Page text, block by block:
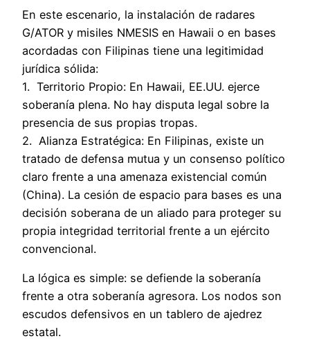
En este escenario, la instalación de radares
G/ATOR y misiles NMESIS en Hawaii o en bases
acordadas con Filipinas tiene una legitimidad
jurídica sólida:
1. Territorio Propio: En Hawaii, EE.UU. ejerce
soberanía plena. No hay disputa legal sobre la
presencia de sus propias tropas.
2. Alianza Estratégica: En Filipinas, existe un
tratado de defensa mutua y un consenso político
claro frente a una amenaza existencial común
(China). La cesión de espacio para bases es una
decisión soberana de un aliado para proteger su
propia integridad territorial frente a un ejército
convencional.
La lógica es simple: se defiende la soberanía
frente a otra soberanía agresora. Los nodos son
escudos defensivos en un tablero de ajedrez
estatal.